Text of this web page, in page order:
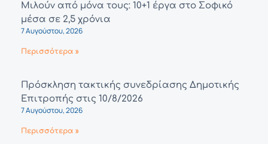
Μιλούν από μόνα τους: 10+1 έργα στο Σοφικό
μέσα σε 2,5 χρόνια
7 Αυγούστου, 2026
Περισσότερα »
Πρόσκληση τακτικής συνεδρίασης Δημοτικής
Επιτροπής στις 10/8/2026
7 Αυγούστου, 2026
Περισσότερα »